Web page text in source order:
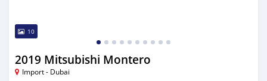
10
2019 Mitsubishi Montero
Import - Dubai